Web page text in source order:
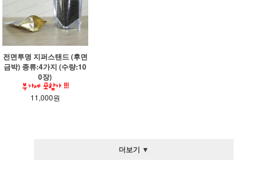
전면투명 지퍼스탠드 (후면
금박) 종류:4가지 (수량:10
0장)
11,000원
더보기 ▼